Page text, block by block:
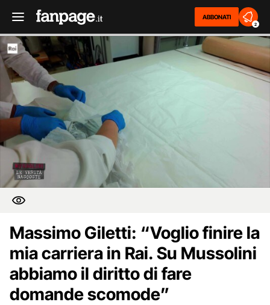
ABBONATI
2
Massimo Giletti: “Voglio finire la
mia carriera in Rai. Su Mussolini
abbiamo il diritto di fare
domande scomode”